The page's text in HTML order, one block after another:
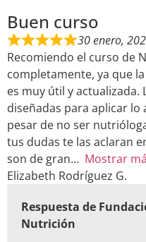
Buen curso
30 enero,
Recomiendo el curso de
completamente, ya que
es muy útil y actualizada.
diseñadas para aplicar lo
pesar de no ser
tus dudas te las aclaran
son de gran
Mostrar
Elizabeth Rodríguez G.
Respuesta de
Nutrición